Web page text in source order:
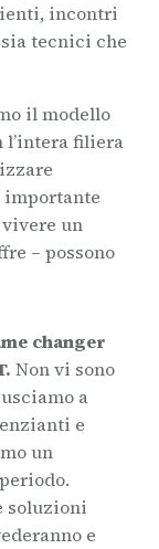
incontri
tecnici che
il modello
l’intera filiera
importante
un
– possono
changer
Non vi sono
a
e
un
soluzioni
e